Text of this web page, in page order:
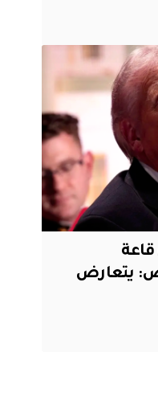
قاعة
يتعارض